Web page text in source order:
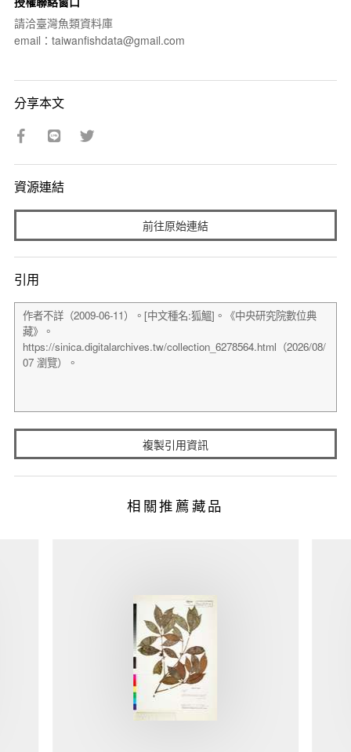
請洽臺灣魚類資料庫
email：taiwanfishdata@gmail.com
分享本文
資源連結
前往原始連結
引用
複製引用資訊
相關推薦藏品